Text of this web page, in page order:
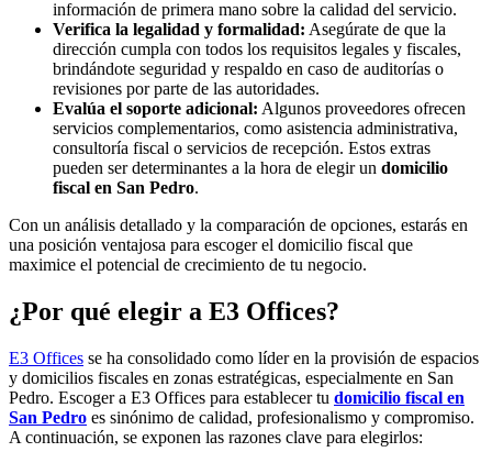
información de primera mano sobre la calidad del servicio.
Verifica la legalidad y formalidad: Asegúrate de que la
dirección cumpla con todos los requisitos legales y fiscales,
brindándote seguridad y respaldo en caso de auditorías o
revisiones por parte de las autoridades.
Evalúa el soporte adicional: Algunos proveedores ofrecen
servicios complementarios, como asistencia administrativa,
consultoría fiscal o servicios de recepción. Estos extras
pueden ser determinantes a la hora de elegir un domicilio
fiscal en San Pedro.
Con un análisis detallado y la comparación de opciones, estarás en
una posición ventajosa para escoger el domicilio fiscal que
maximice el potencial de crecimiento de tu negocio.
¿Por qué elegir a E3 Offices?
E3 Offices se ha consolidado como líder en la provisión de espacios
y domicilios fiscales en zonas estratégicas, especialmente en San
Pedro. Escoger a E3 Offices para establecer tu domicilio fiscal en
San Pedro es sinónimo de calidad, profesionalismo y compromiso.
A continuación, se exponen las razones clave para elegirlos: